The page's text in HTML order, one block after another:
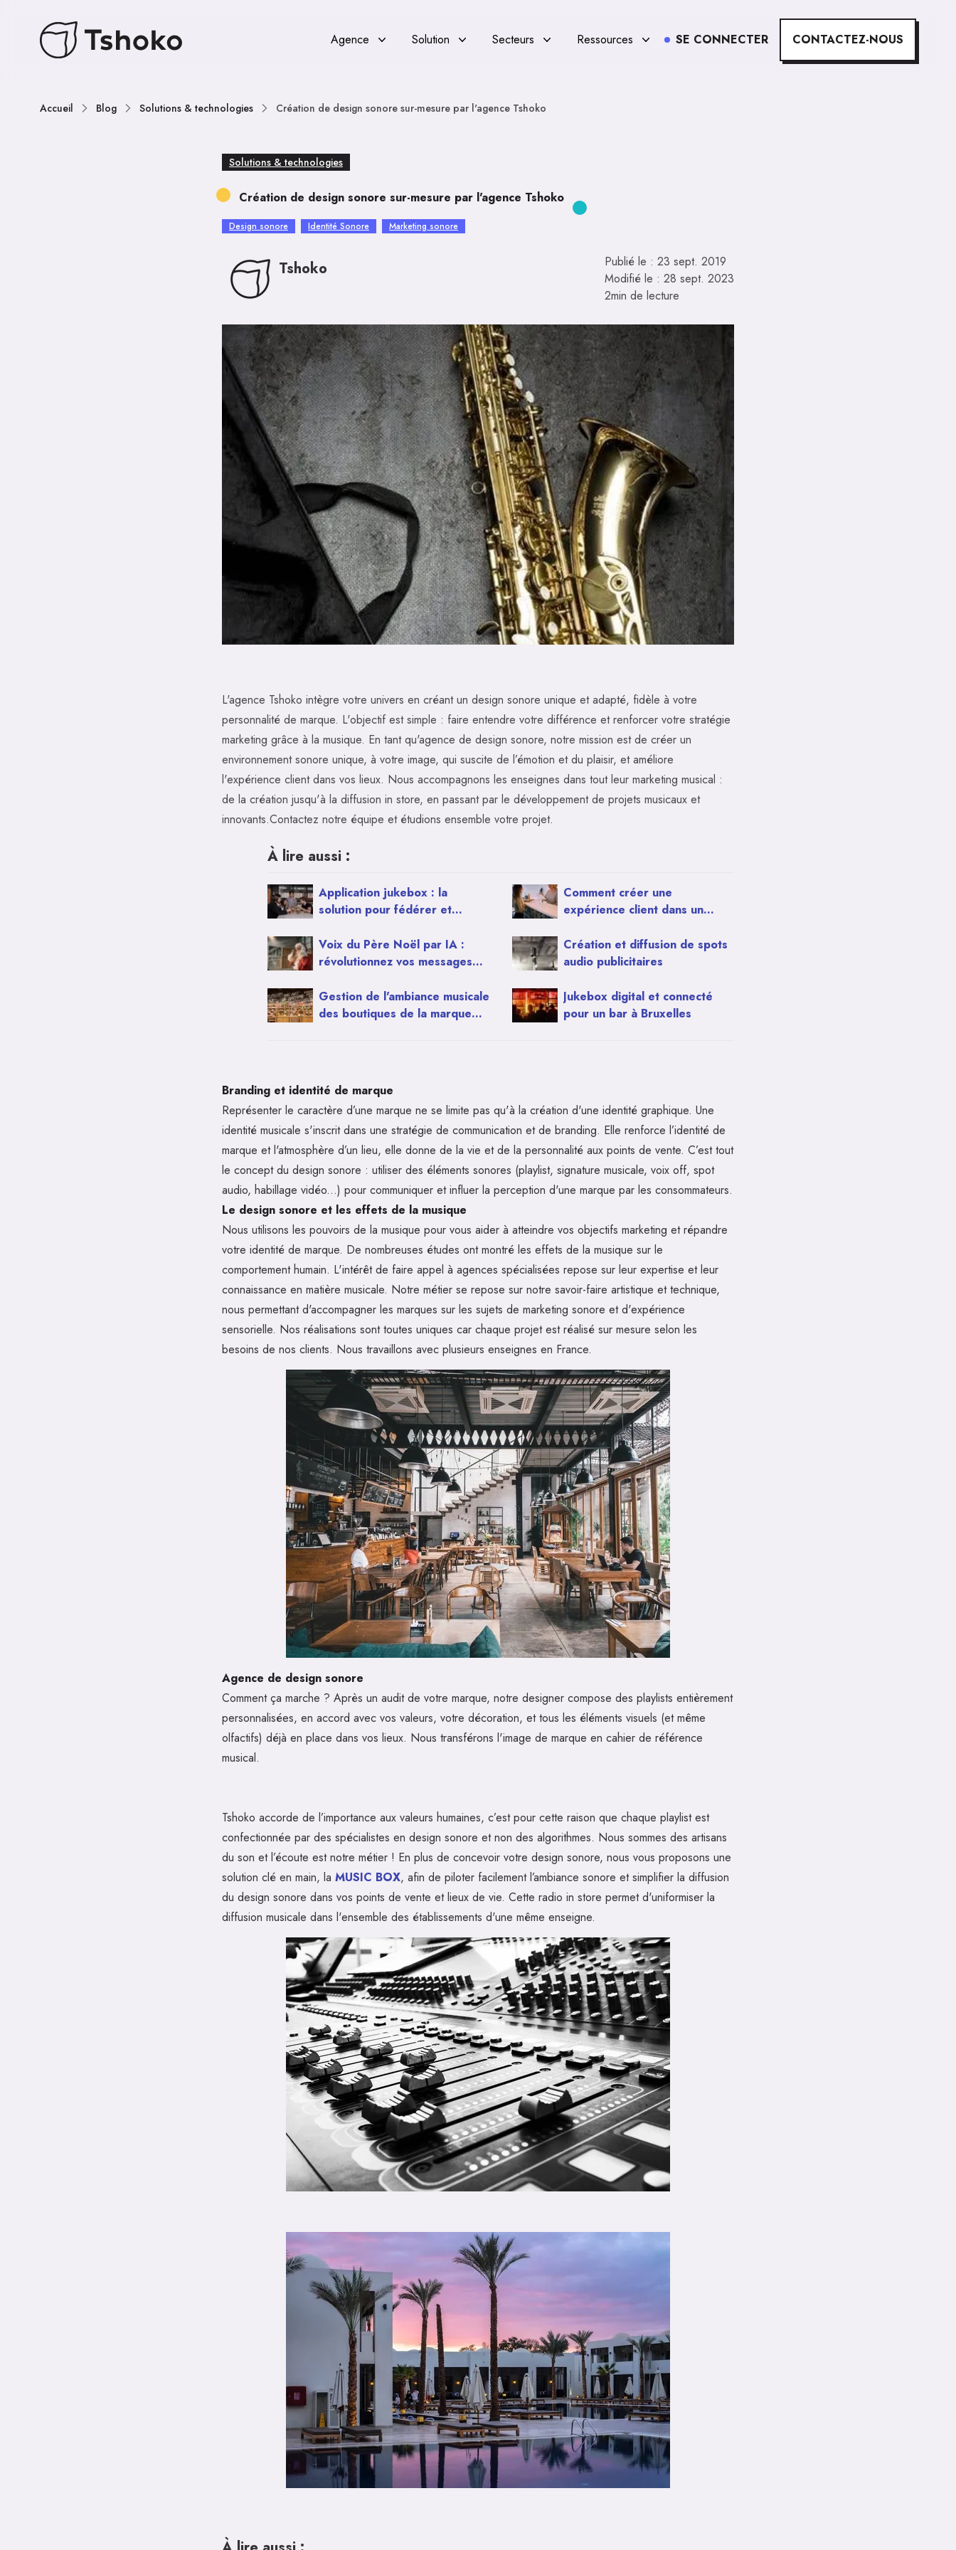
Agence Solution Secteurs Ressources SE CONNECTER CONTACTEZ-NOUS
Accueil Blog Solutions & technologies Création de design sonore sur-mesure par l'agence Tshoko
Solutions & technologies
Création de design sonore sur-mesure par l'agence Tshoko
Design sonore Identité Sonore Marketing sonore
Tshoko Publié le : 23 sept. 2019
Modifié le : 28 sept. 2023
2min de lecture
L'agence Tshoko intègre votre univers en créant un design sonore unique et adapté, fidèle à votre
personnalité de marque. L'objectif est simple : faire entendre votre différence et renforcer votre stratégie
marketing grâce à la musique. En tant qu'agence de design sonore, notre mission est de créer un
environnement sonore unique, à votre image, qui suscite de l’émotion et du plaisir, et améliore
l'expérience client dans vos lieux. Nous accompagnons les enseignes dans tout leur marketing musical :
de la création jusqu'à la diffusion in store, en passant par le développement de projets musicaux et
innovants.Contactez notre équipe et étudions ensemble votre projet.
À lire aussi :
Application jukebox : la
solution pour fédérer et
Comment créer une
expérience client dans un
Voix du Père Noël par IA :
révolutionnez vos messages
Création et diffusion de spots
audio publicitaires
Gestion de l'ambiance musicale
des boutiques de la marque
Jukebox digital et connecté
pour un bar à Bruxelles
Branding et identité de marque
Représenter le caractère d’une marque ne se limite pas qu'à la création d'une identité graphique. Une
identité musicale s'inscrit dans une stratégie de communication et de branding. Elle renforce l’identité de
marque et l'atmosphère d’un lieu, elle donne de la vie et de la personnalité aux points de vente. C’est tout
le concept du design sonore : utiliser des éléments sonores (playlist, signature musicale, voix off, spot
audio, habillage vidéo...) pour communiquer et influer la perception d'une marque par les consommateurs.
Le design sonore et les effets de la musique
Nous utilisons les pouvoirs de la musique pour vous aider à atteindre vos objectifs marketing et répandre
votre identité de marque. De nombreuses études ont montré les effets de la musique sur le
comportement humain. L'intérêt de faire appel à agences spécialisées repose sur leur expertise et leur
connaissance en matière musicale. Notre métier se repose sur notre savoir-faire artistique et technique,
nous permettant d'accompagner les marques sur les sujets de marketing sonore et d'expérience
sensorielle. Nos réalisations sont toutes uniques car chaque projet est réalisé sur mesure selon les
besoins de nos clients. Nous travaillons avec plusieurs enseignes en France.
Agence de design sonore
Comment ça marche ? Après un audit de votre marque, notre designer compose des playlists entièrement
personnalisées, en accord avec vos valeurs, votre décoration, et tous les éléments visuels (et même
olfactifs) déjà en place dans vos lieux. Nous transférons l'image de marque en cahier de référence
musical.
Tshoko accorde de l’importance aux valeurs humaines, c’est pour cette raison que chaque playlist est
confectionnée par des spécialistes en design sonore et non des algorithmes. Nous sommes des artisans
du son et l’écoute est notre métier ! En plus de concevoir votre design sonore, nous vous proposons une
solution clé en main, la MUSIC BOX, afin de piloter facilement l’ambiance sonore et simplifier la diffusion
du design sonore dans vos points de vente et lieux de vie. Cette radio in store permet d'uniformiser la
diffusion musicale dans l'ensemble des établissements d'une même enseigne.